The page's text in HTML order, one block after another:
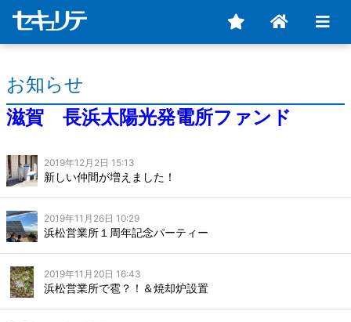
お知らせ
滋賀 長浜太陽光発電所ファンド
2019年12月2日 15:13
新しい仲間が増えました！
2019年11月26日 10:29
浜松営業所１周年記念パーティー
2019年11月20日 16:43
浜松営業所で雹？！＆焼却炉設置